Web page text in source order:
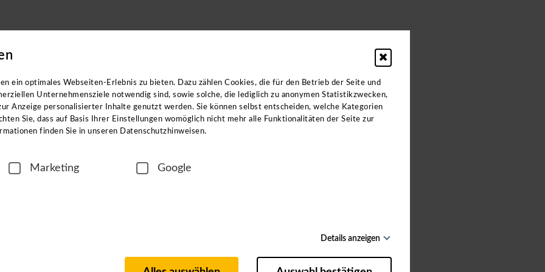
ein optimales Webseiten-Erlebnis zu bieten. Dazu zählen Cookies, die für den Betrieb der Seite und
Unternehmensziele notwendig sind, sowie solche, die lediglich zu anonymen Statistikzwecken,
Anzeige personalisierter Inhalte genutzt werden. Sie können selbst entscheiden, welche Kategorien
Sie, dass auf Basis Ihrer Einstellungen womöglich nicht mehr alle Funktionalitäten der Seite zur
finden Sie in unseren Datenschutzhinweisen.
Marketing Google
Details anzeigen